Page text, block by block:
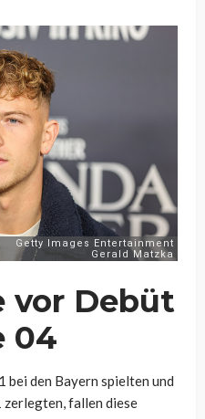
vor Debüt
04
bei den Bayern spielten und
zerlegten, fallen diese